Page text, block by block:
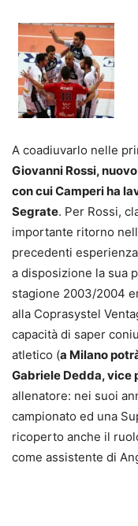
A coadiuvarlo nelle
Giovanni Rossi,
con cui Camperi ha
Segrate. Per Rossi,
importante ritorno
precedenti
a disposizione la sua
stagione 2003/2004
alla Coprasystel
capacità di saper
atletico (a Milano
Gabriele Dedda, vice
allenatore: nei suoi
campionato ed una
ricoperto anche il
come assistente di